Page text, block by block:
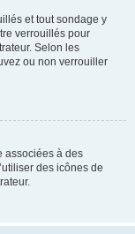
et tout sondage y
verrouillés pour
Selon les
ou non verrouiller
associées à des
des icônes de